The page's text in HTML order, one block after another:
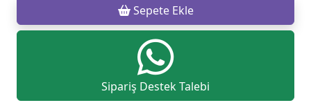
Sepete Ekle
Sipariş Destek Talebi